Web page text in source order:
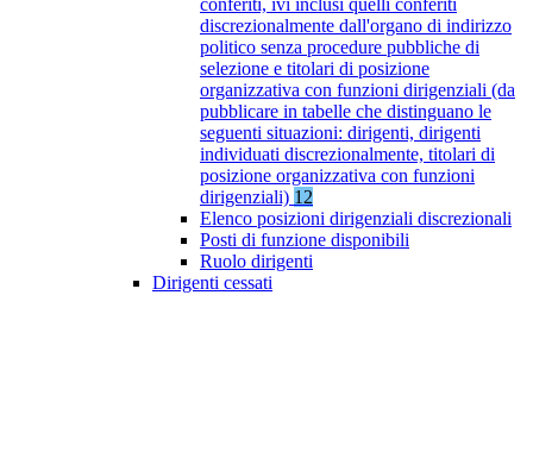
conferiti, ivi inclusi quelli conferiti
discrezionalmente dall'organo di indirizzo
politico senza procedure pubbliche di
selezione e titolari di posizione
organizzativa con funzioni dirigenziali (da
pubblicare in tabelle che distinguano le
seguenti situazioni: dirigenti, dirigenti
individuati discrezionalmente, titolari di
posizione organizzativa con funzioni
dirigenziali) 12
Elenco posizioni dirigenziali discrezionali
Posti di funzione disponibili
Ruolo dirigenti
Dirigenti cessati